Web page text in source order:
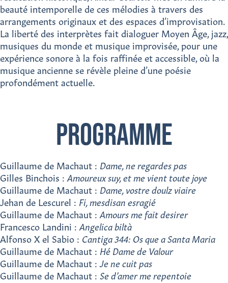
beauté intemporelle de ces mélodies à travers des
arrangements originaux et des espaces d’improvisation.
La liberté des interprètes fait dialoguer Moyen Âge, jazz,
musiques du monde et musique improvisée, pour une
expérience sonore à la fois raffinée et accessible, où la
musique ancienne se révèle pleine d’une poésie
profondément actuelle.
PROGRAMME
Guillaume de Machaut : Dame, ne regardes pas
Gilles Binchois :Amoureux suy, et me vient toute joye
Guillaume de Machaut : Dame, vostre doulz viaire
Jehan de Lescurel : Fi, mesdisan esragié
Guillaume de Machaut :Amours me fait desirer
Francesco Landini :Angelica biltà
Alfonso X el Sabio : Cantiga 344: Os que a Santa Maria
Guillaume de Machaut : Hé Dame de Valour
Guillaume de Machaut :Je ne cuit pas
Guillaume de Machaut : Se d’amer me repentoie